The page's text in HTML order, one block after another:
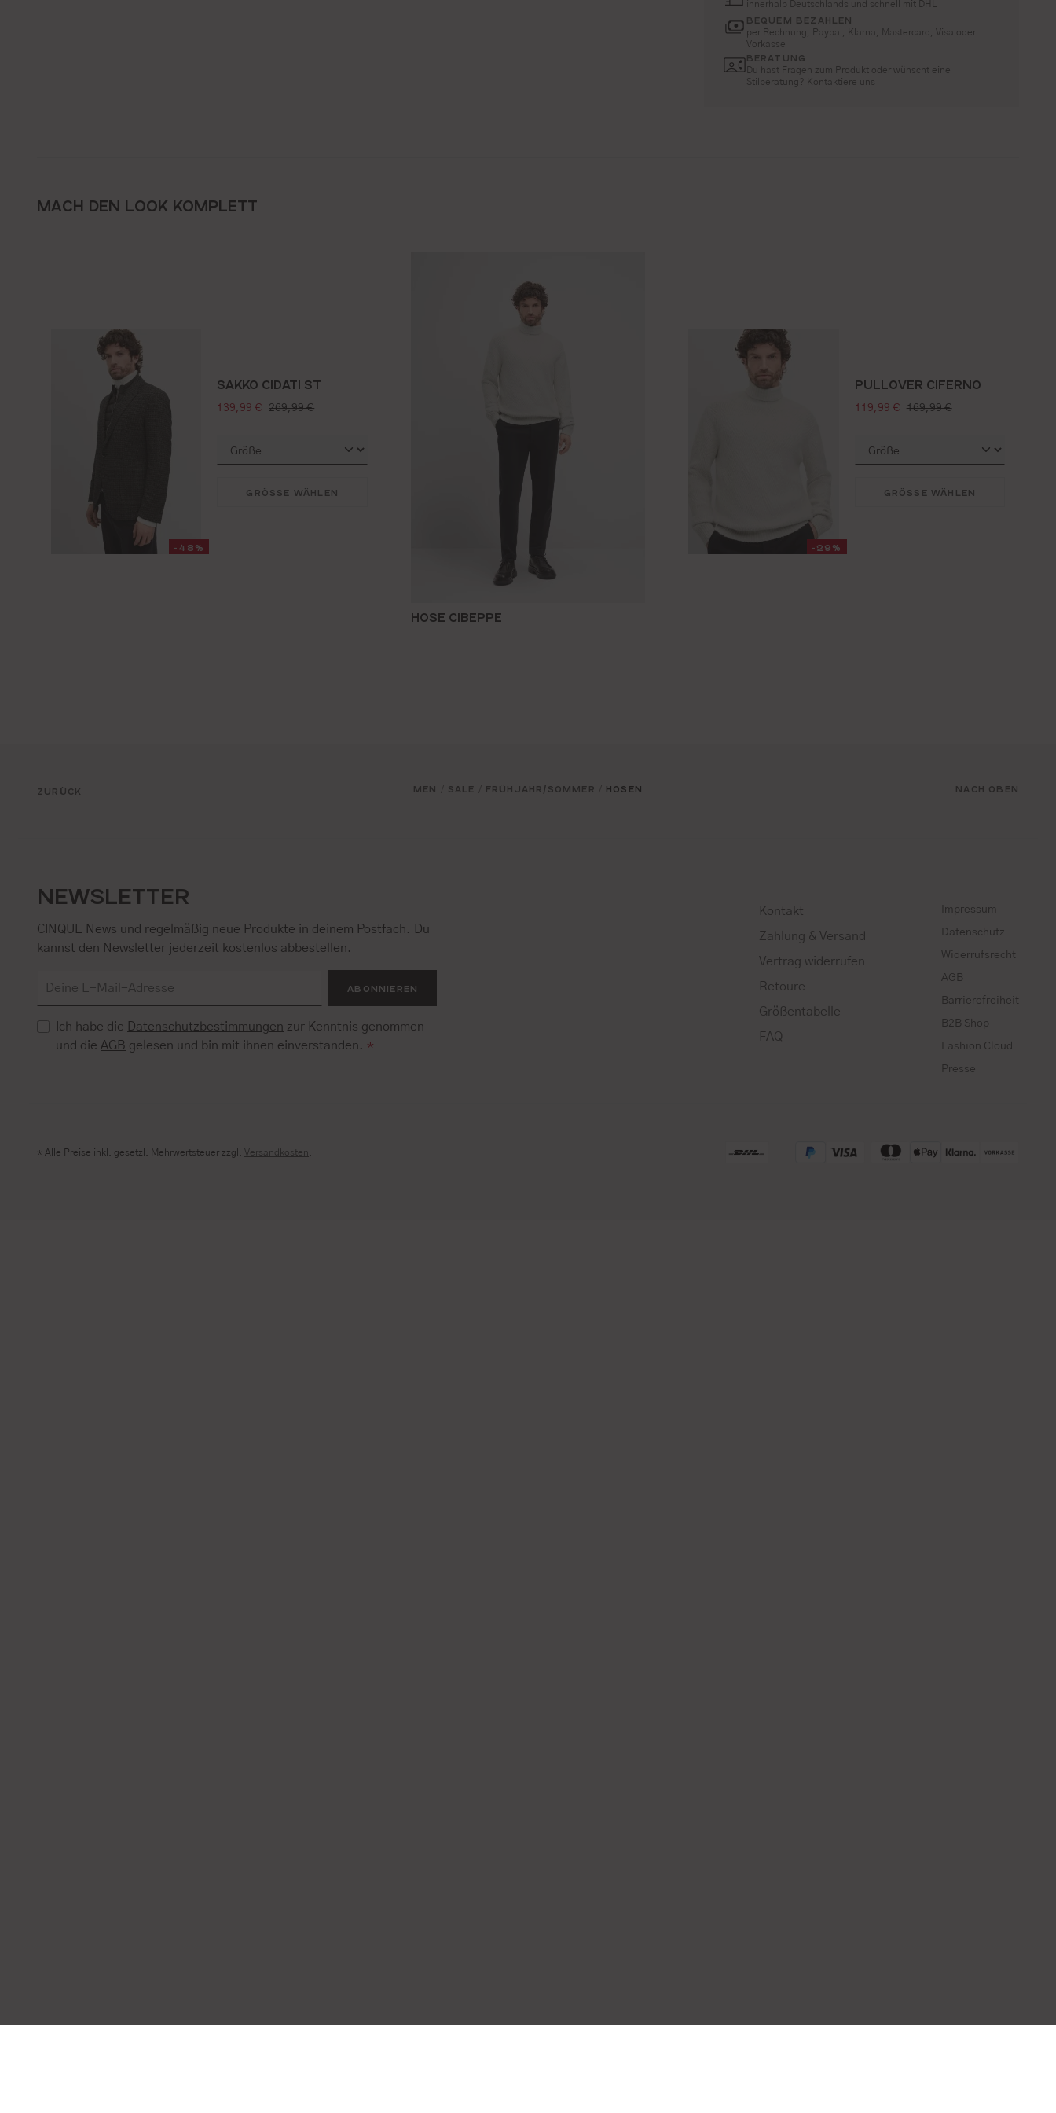
innerhalb Deutschlands und schnell mit DHL
BEQUEM BEZAHLEN
per Rechnung, Paypal, Klarna, Mastercard, Visa oder
Vorkasse
BERATUNG
Du hast Fragen zum Produkt oder wünscht eine
Stilberatung? Kontaktiere uns
MACH DEN LOOK KOMPLETT
HOSE CIBEPPE
-48%
SAKKO CIDATI ST
verkaufspreis:
139,99 € regulärer preis:
269,99 €
GRÖSSE WÄHLEN
-29%
PULLOVER CIFERNO
verkaufspreis:
119,99 € regulärer preis:
169,99 €
GRÖSSE WÄHLEN
ZURÜCK MEN SALE FRÜHJAHR/SOMMER HOSEN NACH OBEN
NEWSLETTER
CINQUE News und regelmäßig neue Produkte in deinem Postfach. Du
kannst den Newsletter jederzeit kostenlos abbestellen.
ABONNIEREN
Ich habe die Datenschutzbestimmungen zur Kenntnis genommen
und dieAGB gelesen und bin mit ihnen einverstanden. *
Kontakt
Zahlung & Versand
Vertrag widerrufen
Retoure
Größentabelle
FAQ
Impressum
Datenschutz
Widerrufsrecht
AGB
Barrierefreiheit
B2B Shop
Fashion Cloud
Presse
* Alle Preise inkl. gesetzl. Mehrwertsteuer zzgl. Versandkosten.